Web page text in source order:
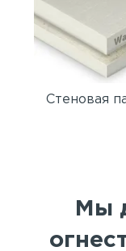
Стеновая
Мы